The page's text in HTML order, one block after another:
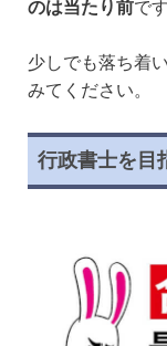
のは当たり前です
少しでも落ち着
みてください。
行政書士を目